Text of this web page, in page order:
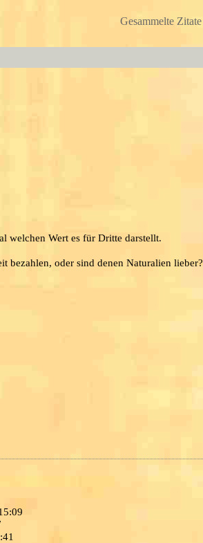
Gesammelte Zitate
welchen Wert es für Dritte darstellt.
bezahlen, oder sind denen Naturalien lieber?